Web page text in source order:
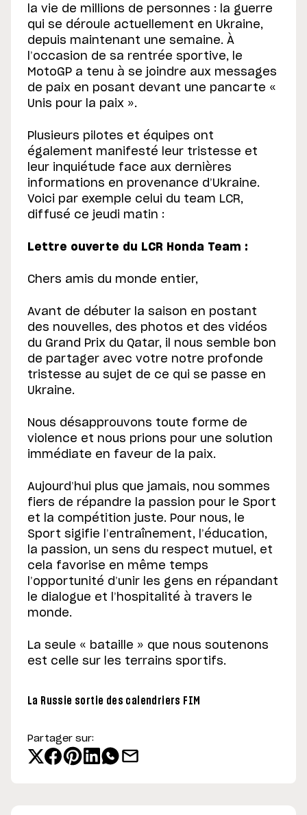
la vie de millions de personnes : la guerre
qui se déroule actuellement en Ukraine,
depuis maintenant une semaine. À
l’occasion de sa rentrée sportive, le
MotoGP a tenu à se joindre aux messages
de paix en posant devant une pancarte «
Unis pour la paix ».
Plusieurs pilotes et équipes ont
également manifesté leur tristesse et
leur inquiétude face aux dernières
informations en provenance d’Ukraine.
Voici par exemple celui du team LCR,
diffusé ce jeudi matin :
Lettre ouverte du LCR Honda Team :
Chers amis du monde entier,
Avant de débuter la saison en postant
des nouvelles, des photos et des vidéos
du Grand Prix du Qatar, il nous semble bon
de partager avec votre notre profonde
tristesse au sujet de ce qui se passe en
Ukraine.
Nous désapprouvons toute forme de
violence et nous prions pour une solution
immédiate en faveur de la paix.
Aujourd’hui plus que jamais, nou sommes
fiers de répandre la passion pour le Sport
et la compétition juste. Pour nous, le
Sport sigifie l’entraînement, l’éducation,
la passion, un sens du respect mutuel, et
cela favorise en même temps
l’opportunité d’unir les gens en répandant
le dialogue et l’hospitalité à travers le
monde.
La seule « bataille » que nous soutenons
est celle sur les terrains sportifs.
La Russie sortie des calendriers FIM
Partager sur: